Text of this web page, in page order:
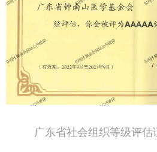
广东省社会组织等级评估